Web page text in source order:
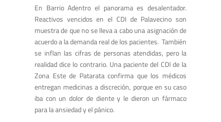
En Barrio Adentro el panorama es desalentador.
Reactivos vencidos en el CDI de Palavecino son
muestra de que no se lleva a cabo una asignación de
acuerdo a la demanda real de los pacientes. También
se inflan las cifras de personas atendidas, pero la
realidad dice lo contrario. Una paciente del CDI de la
Zona Este de Patarata confirma que los médicos
entregan medicinas a discreción, porque en su caso
iba con un dolor de diente y le dieron un fármaco
para la ansiedad y el pánico.